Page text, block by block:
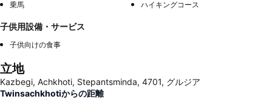
乗馬 ハイキングコース
子供用設備・サービス
子供向けの食事
立地
Kazbegi, Achkhoti, Stepantsminda, 4701, グルジア
Twinsachkhotiからの距離